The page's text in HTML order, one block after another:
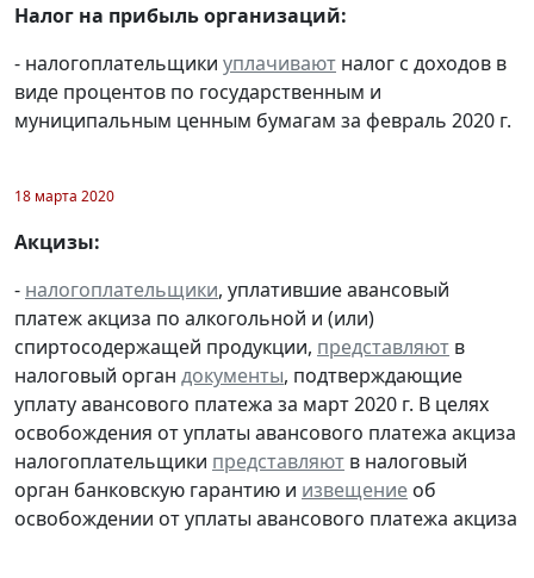
Налог на прибыль организаций:
- налогоплательщики уплачивают налог с доходов в
виде процентов по государственным и
муниципальным ценным бумагам за февраль 2020 г.
18 марта 2020
Акцизы:
- налогоплательщики, уплатившие авансовый
платеж акциза по алкогольной и (или)
спиртосодержащей продукции, представляют в
налоговый орган документы, подтверждающие
уплату авансового платежа за март 2020 г. В целях
освобождения от уплаты авансового платежа акциза
налогоплательщики представляют в налоговый
орган банковскую гарантию и извещение об
освобождении от уплаты авансового платежа акциза